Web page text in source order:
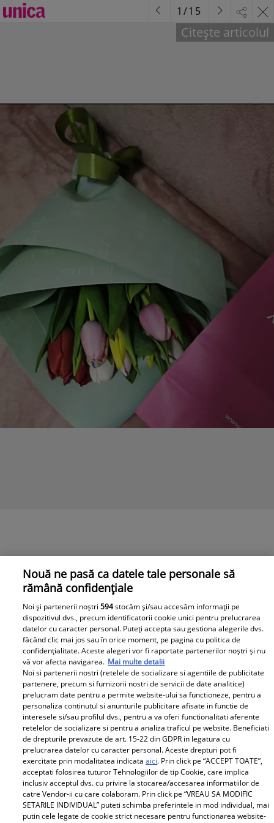
Mariana Moculescu și Nidia au îngropat securea
războiului. Ce surpriză i-a făcut tânăra mamei sale
Citește articolul
1 /15
Parteneri
Nouă ne pasă ca datele tale personale să
rămână confidențiale
Noi și partenerii noștri594stocăm și/sau accesăm informații pe
dispozitivul dvs., precum identificatorii cookie unici pentru prelucrarea
datelor cu caracter personal. Puteți accepta sau gestiona alegerile dvs.
făcând clic mai jos sau în orice moment, pe pagina cu politica de
confidențialitate. Aceste alegeri vor fi raportate partenerilor noștri și nu
vă vor afecta navigarea. Mai multe detalii
Noi si partenerii nostri (retelele de socializare si agentiile de publicitate
partenere, precum si furnizorii nostri de servicii de date analitice)
prelucram date pentru a permite website-ului sa functioneze, pentru a
personaliza continutul si anunturile publicitare afisate in functie de
interesele si/sau profilul dvs., pentru a va oferi functionalitati aferente
retelelor de socializare si pentru a analiza traficul pe website. Beneficiati
de drepturile prevazute de art. 15-22 din GDPR in legatura cu
prelucrarea datelor cu caracter personal. Aceste drepturi pot fi
exercitate prin modalitatea indicataaici. Prin click pe “ACCEPT TOATE”,
acceptati folosirea tuturor Tehnologiilor de tip Cookie, care implica
inclusiv acceptul dvs. cu privire la stocarea/accesarea informatiilor de
catre Vendor-ii cu care colaboram. Prin click pe “VREAU SA MODIFIC
SETARILE INDIVIDUAL” puteti schimba preferintele in mod individual, mai
putin cele legate de cookie strict necesare pentru functionarea website-